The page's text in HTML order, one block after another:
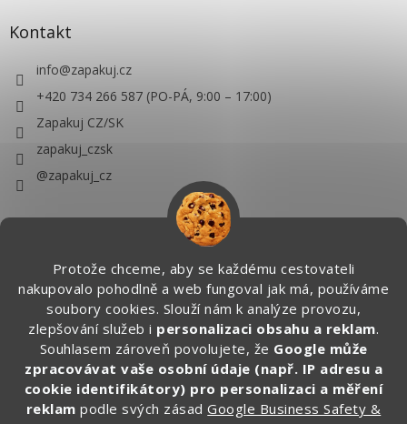
Protože chceme, aby se každému cestovateli
nakupovalo pohodlně a web fungoval jak má, používáme
soubory cookies. Slouží nám k analýze provozu,
zlepšování služeb i personalizaci obsahu a reklam.
Souhlasem zároveň povolujete, že Google může
zpracovávat vaše osobní údaje (např. IP adresu a
cookie identifikátory) pro personalizaci a měření
reklam podle svých zásadGoogle Business Safety &
Kontakt
info@zapakuj.cz
+420 734 266 587 (PO-PÁ, 9:00 – 17:00)
Zapakuj CZ/SK
zapakuj_czsk
@zapakuj_cz